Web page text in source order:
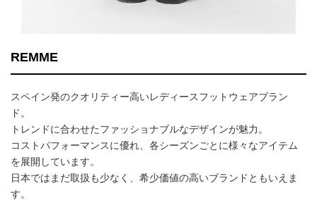
REMME
スペイン発のクオリティー高いレディースフットウェアブラン
ド。
トレンドに合わせたファッショナブルなデザインが魅力。
コストパフォーマンスに優れ、各シーズンごとに様々なアイテム
を展開しています。
日本ではまだ取扱も少なく、希少価値の高いブランドともいえま
す。